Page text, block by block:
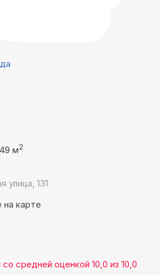
м2
улица, 131
на карте
со средней оценкой 10,0 из 10,0